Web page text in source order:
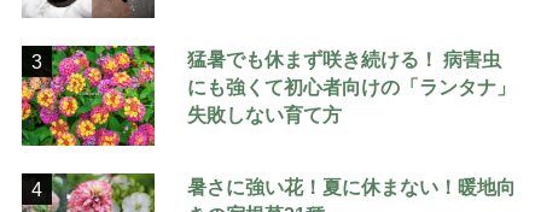
3
猛暑でも休まず咲き続ける！ 病害虫
にも強くて初心者向けの「ランタナ」
失敗しない育て方
4
暑さに強い花！夏に休まない！暖地向